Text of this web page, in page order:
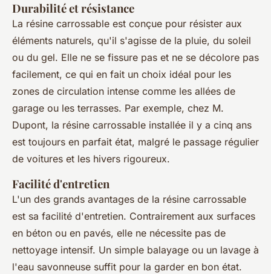
Durabilité et résistance
La résine carrossable est conçue pour résister aux
éléments naturels, qu'il s'agisse de la pluie, du soleil
ou du gel. Elle ne se fissure pas et ne se décolore pas
facilement, ce qui en fait un choix idéal pour les
zones de circulation intense comme les allées de
garage ou les terrasses. Par exemple, chez M.
Dupont, la résine carrossable installée il y a cinq ans
est toujours en parfait état, malgré le passage régulier
de voitures et les hivers rigoureux.
Facilité d'entretien
L'un des grands avantages de la résine carrossable
est sa facilité d'entretien. Contrairement aux surfaces
en béton ou en pavés, elle ne nécessite pas de
nettoyage intensif. Un simple balayage ou un lavage à
l'eau savonneuse suffit pour la garder en bon état.